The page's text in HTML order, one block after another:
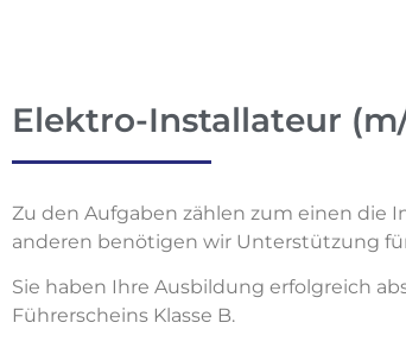
Elektro-Installateur
Zu den Aufgaben zählen zum einen die
anderen benötigen wir Unterstützung
Sie haben Ihre Ausbildung erfolgreich
Führerscheins Klasse B.